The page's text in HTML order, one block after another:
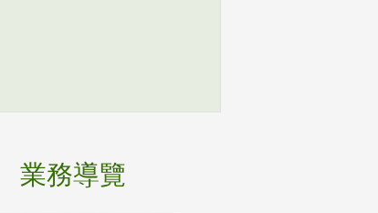
業務導覽